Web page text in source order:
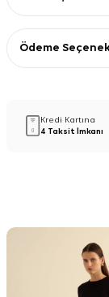
Ödeme
Kredi Kartına
4 Taksit İmkanı